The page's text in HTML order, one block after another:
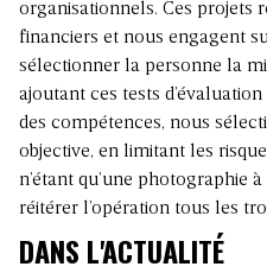
organisationnels. Ces projets
financiers et nous engagent
sélectionner la personne la
ajoutant ces tests
des compétences, nous
objective, en limitant les
n’étant qu’une photographie
réitérer l’opération tous les
DANS L'ACTUALITÉ